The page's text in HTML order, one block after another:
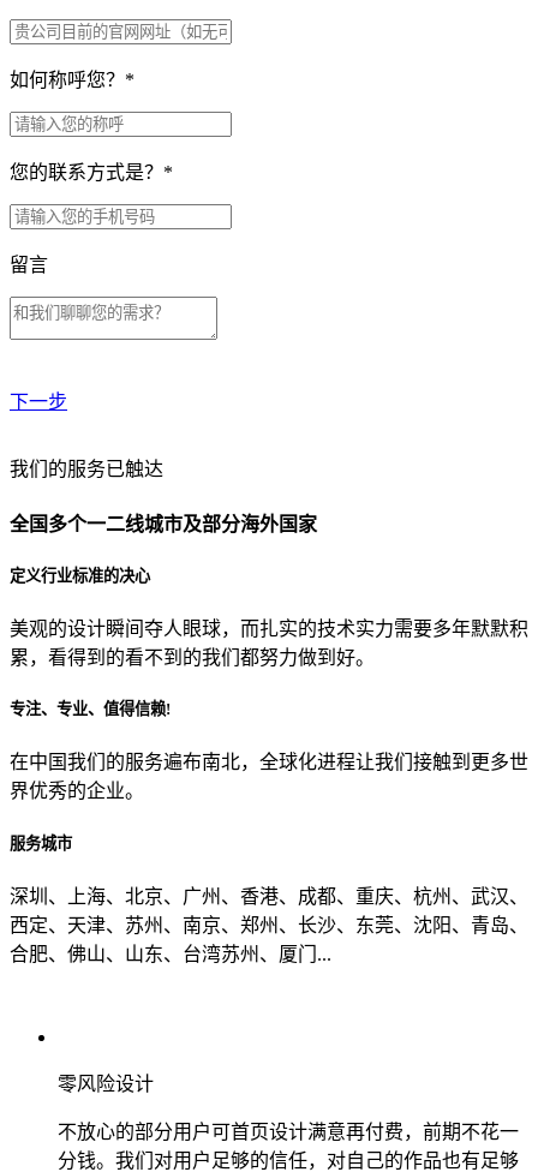
如何称呼您？ *
您的联系方式是？ *
留言
下一步
贵公司预算范围是？
贵公司的团队规模是？
目前主要的营销渠道是？
我们的服务已触达
全国多个一二线城市及部分海外国家
定义行业标准的决心
美观的设计瞬间夺人眼球，而扎实的技术实力需要多年默默积
累，看得到的看不到的我们都努力做到好。
专注、专业、值得信赖!
在中国我们的服务遍布南北，全球化进程让我们接触到更多世
界优秀的企业。
服务城市
深圳、上海、北京、广州、香港、成都、重庆、杭州、武汉、
西定、天津、苏州、南京、郑州、长沙、东莞、沈阳、青岛、
合肥、佛山、山东、台湾苏州、厦门...
零风险设计
不放心的部分用户可首页设计满意再付费，前期不花一
分钱。我们对用户足够的信任，对自己的作品也有足够